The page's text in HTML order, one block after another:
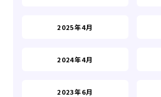
2025年4月
2024年4月
2023年6月